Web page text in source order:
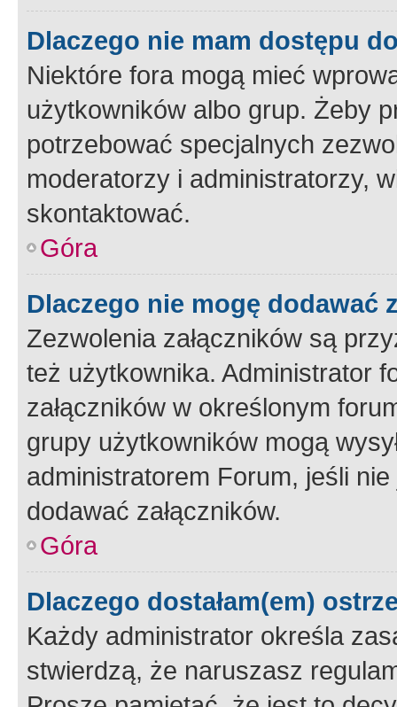
Dlaczego nie mam dostępu
Niektóre fora mogą mieć
użytkowników albo grup. Żeby
potrzebować specjalnych
moderatorzy i administratorzy,
skontaktować.
Góra
Dlaczego nie mogę dodawać
Zezwolenia załączników są
też użytkownika. Administrator
załączników w określonym
grupy użytkowników mogą
administratorem Forum, jeśli
dodawać załączników.
Góra
Dlaczego dostałam(em)
Każdy administrator określa
stwierdzą, że naruszasz